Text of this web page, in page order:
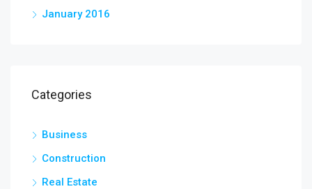
January 2016
Categories
Business
Construction
Real Estate